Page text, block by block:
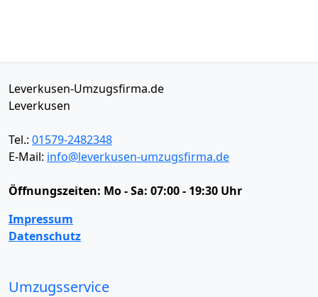
Leverkusen-Umzugsfirma.de
Leverkusen
Tel.: 01579-2482348
E-Mail: info@leverkusen-umzugsfirma.de
Öffnungszeiten: Mo - Sa: 07:00 - 19:30 Uhr
Impressum
Datenschutz
Umzugsservice